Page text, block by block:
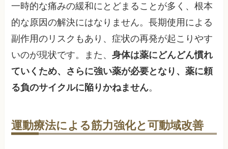
一時的な痛みの緩和にとどまることが多く、根本
的な原因の解決にはなりません。長期使用による
副作用のリスクもあり、症状の再発が起こりやす
いのが現状です。また、身体は薬にどんどん慣れ
ていくため、さらに強い薬が必要となり、薬に頼
る負のサイクルに陥りかねません。
運動療法による筋力強化と可動域改善